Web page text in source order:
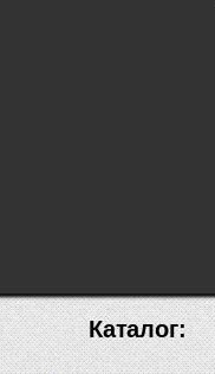
Каталог: